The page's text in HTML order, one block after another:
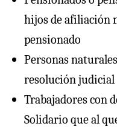
hijos de afiliación
pensionado
Personas
resolución judicial
Trabajadores con
Solidario que al